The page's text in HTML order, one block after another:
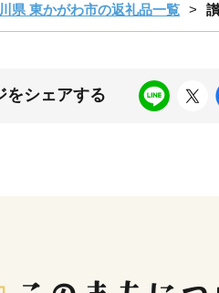
県 東かがわ市の返礼品一覧
をシェアする